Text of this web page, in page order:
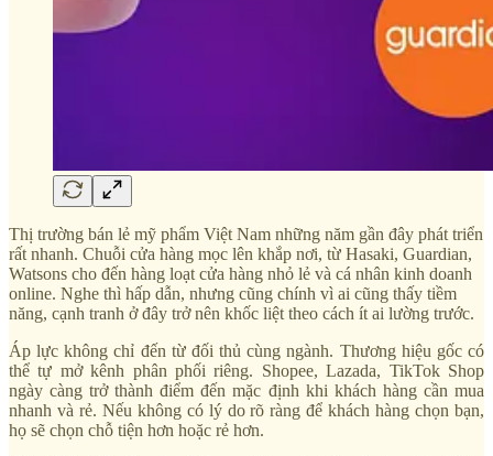
Thị trường bán lẻ mỹ phẩm Việt Nam những năm gần đây phát triển
rất nhanh. Chuỗi cửa hàng mọc lên khắp nơi, từ Hasaki, Guardian,
Watsons cho đến hàng loạt cửa hàng nhỏ lẻ và cá nhân kinh doanh
online. Nghe thì hấp dẫn, nhưng cũng chính vì ai cũng thấy tiềm
năng, cạnh tranh ở đây trở nên khốc liệt theo cách ít ai lường trước.
Áp lực không chỉ đến từ đối thủ cùng ngành. Thương hiệu gốc có
thể tự mở kênh phân phối riêng. Shopee, Lazada, TikTok Shop
ngày càng trở thành điểm đến mặc định khi khách hàng cần mua
nhanh và rẻ. Nếu không có lý do rõ ràng để khách hàng chọn bạn,
họ sẽ chọn chỗ tiện hơn hoặc rẻ hơn.